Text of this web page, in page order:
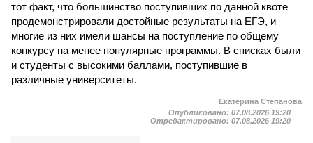
тот факт, что большинство поступивших по данной квоте
продемонстрировали достойные результаты на ЕГЭ, и
многие из них имели шансы на поступление по общему
конкурсу на менее популярные программы. В списках были
и студенты с высокими баллами, поступившие в
различные университеты.
Екатерина Степанова
Опубликовано: 07.08.2026 19:20
Отредактировано: 07.08.2026 19:20